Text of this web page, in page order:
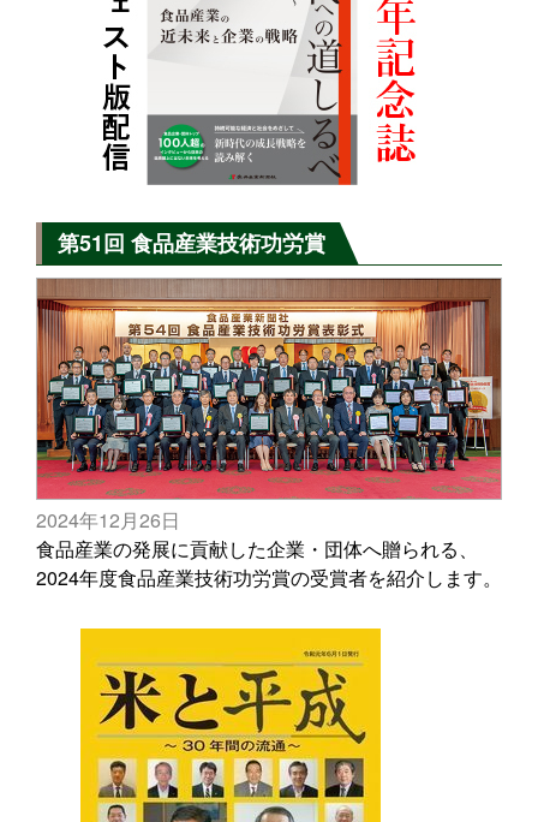
第51回 食品産業技術功労賞
2024年12月26日
食品産業の発展に貢献した企業・団体へ贈られる、
2024年度食品産業技術功労賞の受賞者を紹介します。